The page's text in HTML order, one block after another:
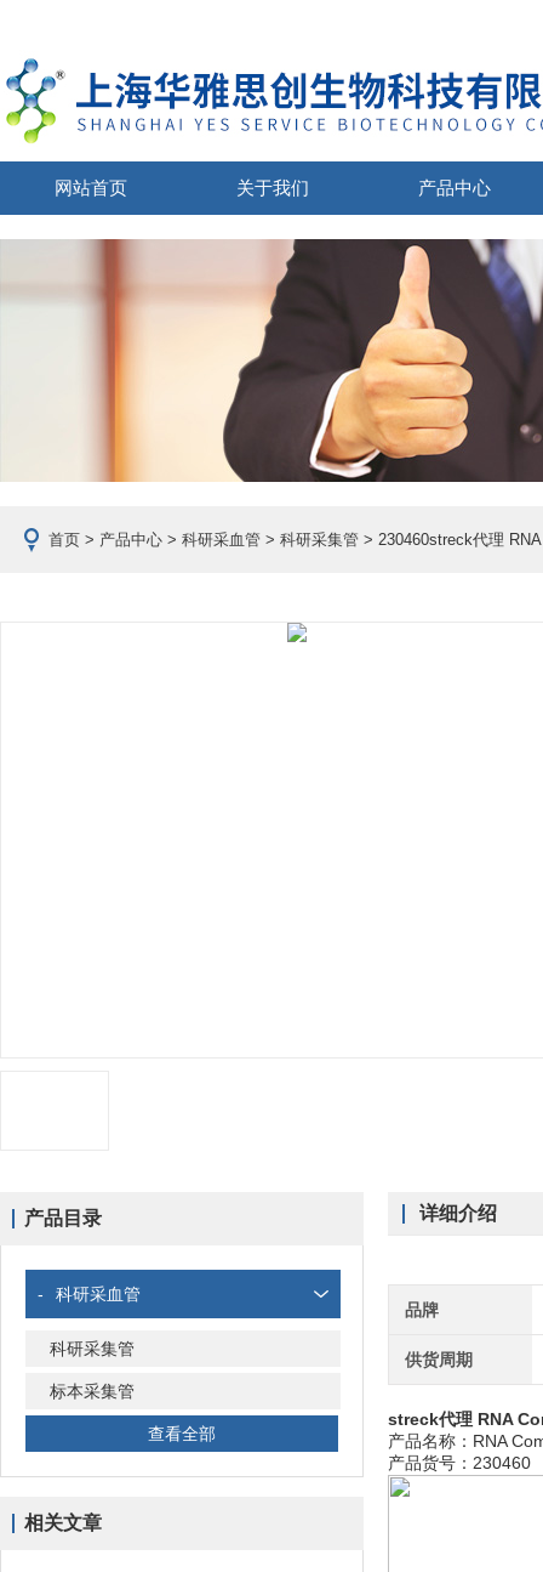
网站首页 关于我们 产品中心
首页 > 产品中心 > 科研采血管 > 科研采集管 > 230460streck代理
产品目录
- 科研采血管
科研采集管
标本采集管
查看全部
相关文章
详细介绍
品牌
供货周期
streck代理 RNA
产品名称：RNA
产品货号：230460